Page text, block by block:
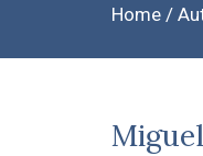
Home/